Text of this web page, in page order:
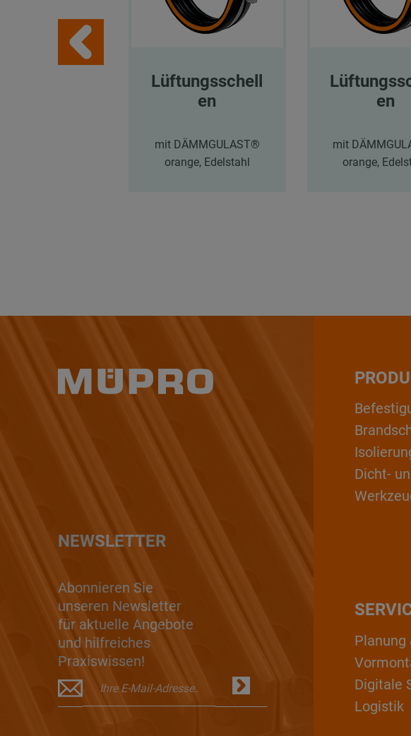
Lüftungsschell
en
mit DÄMMGULAST®
orange, Edelstahl
en
mit
orange,
NEWSLETTER
Abonnieren Sie
unseren Newsletter
für aktuelle Angebote
und hilfreiches
Praxiswissen!
Dicht-
Planung
Digitale
Logistik